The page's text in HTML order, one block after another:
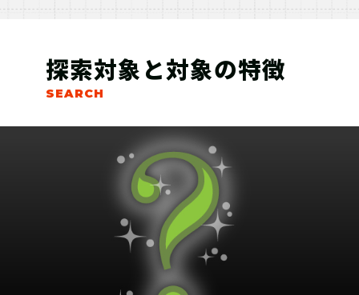
探索対象と対象の特徴